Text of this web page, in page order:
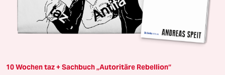
10 Wochen taz + Sachbuch „Autoritäre Rebellion“